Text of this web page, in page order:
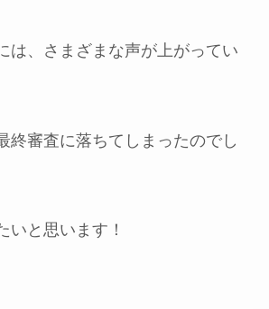
は、さまざまな声が上がってい
終審査に落ちてしまったのでし
いと思います！